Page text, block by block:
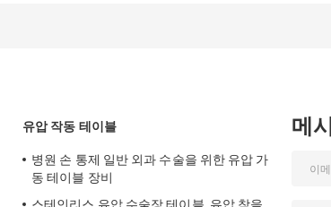
유압 작동 테이블
병원 손 통제 일반 외과 수술을 위한 유압 가
동 테이블 장비
메